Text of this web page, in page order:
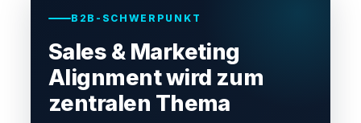
B2B-SCHWERPUNKT
Sales & Marketing
Alignment wird zum
zentralen Thema